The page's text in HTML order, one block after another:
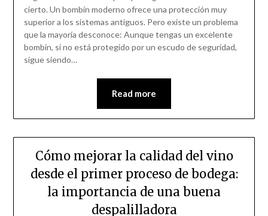
cierto. Un bombín moderno ofrece una protección muy
superior a los sistemas antiguos. Pero existe un problema
que la mayoría desconoce: Aunque tengas un excelente
bombín, si no está protegido por un escudo de seguridad,
sigue siendo…
Read more
Cómo mejorar la calidad del vino
desde el primer proceso de bodega:
la importancia de una buena
despalilladora